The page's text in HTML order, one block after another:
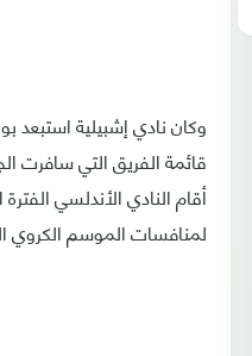
وكان نادي إشبيلية
قائمة الفريق التي سافرت
أقام النادي الأندلسي
لمنافسات الموسم الكروي الجديد